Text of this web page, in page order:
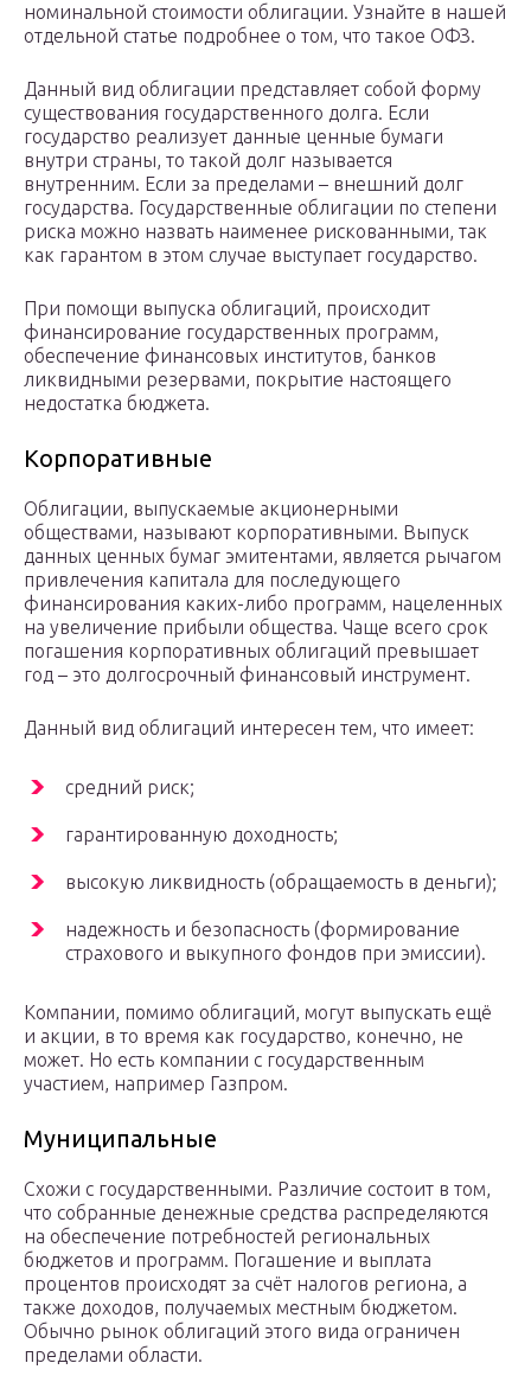
номинальной стоимости облигации. Узнайте в нашей
отдельной статье подробнее о том, что такое ОФЗ.
Данный вид облигации представляет собой форму
существования государственного долга. Если
государство реализует данные ценные бумаги
внутри страны, то такой долг называется
внутренним. Если за пределами – внешний долг
государства. Государственные облигации по степени
риска можно назвать наименее рискованными, так
как гарантом в этом случае выступает государство.
При помощи выпуска облигаций, происходит
финансирование государственных программ,
обеспечение финансовых институтов, банков
ликвидными резервами, покрытие настоящего
недостатка бюджета.
Корпоративные
Облигации, выпускаемые акционерными
обществами, называют корпоративными. Выпуск
данных ценных бумаг эмитентами, является рычагом
привлечения капитала для последующего
финансирования каких-либо программ, нацеленных
на увеличение прибыли общества. Чаще всего срок
погашения корпоративных облигаций превышает
год – это долгосрочный финансовый инструмент.
Данный вид облигаций интересен тем, что имеет:
средний риск;
гарантированную доходность;
высокую ликвидность (обращаемость в деньги);
надежность и безопасность (формирование
страхового и выкупного фондов при эмиссии).
Компании, помимо облигаций, могут выпускать ещё
и акции, в то время как государство, конечно, не
может. Но есть компании с государственным
участием, например Газпром.
Муниципальные
Схожи с государственными. Различие состоит в том,
что собранные денежные средства распределяются
на обеспечение потребностей региональных
бюджетов и программ. Погашение и выплата
процентов происходят за счёт налогов региона, а
также доходов, получаемых местным бюджетом.
Обычно рынок облигаций этого вида ограничен
пределами области.